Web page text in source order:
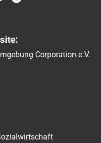
Corporation e.V.